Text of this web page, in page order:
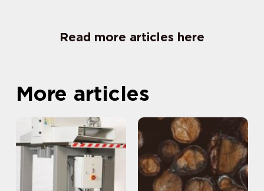
Read more articles here
More articles